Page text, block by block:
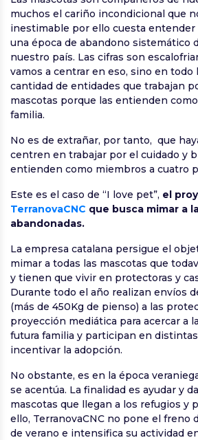
muchos el cariño incondicional que
inestimable por ello cuesta entender
una época de abandono sistemático
nuestro país. Las cifras son
vamos a centrar en eso, sino en todo
cantidad de entidades que trabajan
mascotas porque las entienden
familia.
No es de extrañar, por tanto, que
centren en trabajar por el cuidado y
entienden como miembros a cuatro
Este es el caso de “I love pet”, el
TerranovaCNC que busca mimar a
abandonadas.
La empresa catalana persigue el
mimar a todas las mascotas que
y tienen que vivir en protectoras y
Durante todo el año realizan envíos
(más de 450Kg de pienso) a las
proyección mediática para acercar a
futura familia y participan en
incentivar la adopción.
No obstante, es en la época
se acentúa. La finalidad es ayudar y
mascotas que llegan a los refugios y
ello, TerranovaCNC no pone el freno
de verano e intensifica su actividad